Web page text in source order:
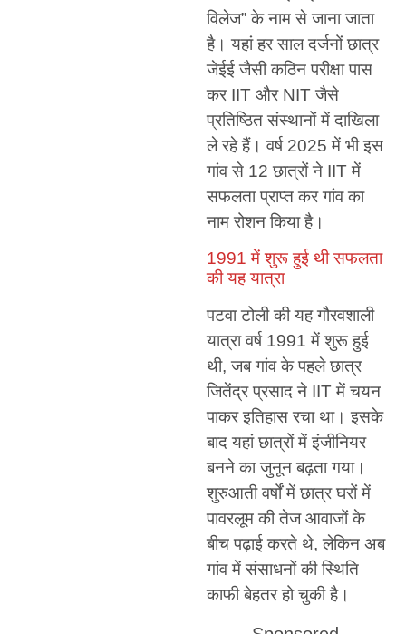
विलेज” के नाम से जाना जाता
है। यहां हर साल दर्जनों छात्र
जेईई जैसी कठिन परीक्षा पास
कर IIT और NIT जैसे
प्रतिष्ठित संस्थानों में दाखिला
ले रहे हैं। वर्ष 2025 में भी इस
गांव से 12 छात्रों ने IIT में
सफलता प्राप्त कर गांव का
नाम रोशन किया है।
1991 में शुरू हुई थी सफलता
की यह यात्रा
पटवा टोली की यह गौरवशाली
यात्रा वर्ष 1991 में शुरू हुई
थी, जब गांव के पहले छात्र
जितेंद्र प्रसाद ने IIT में चयन
पाकर इतिहास रचा था। इसके
बाद यहां छात्रों में इंजीनियर
बनने का जुनून बढ़ता गया।
शुरुआती वर्षों में छात्र घरों में
पावरलूम की तेज आवाजों के
बीच पढ़ाई करते थे, लेकिन अब
गांव में संसाधनों की स्थिति
काफी बेहतर हो चुकी है।